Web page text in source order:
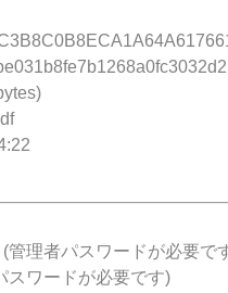
管理者パスワードが必要で
スワードが必要です)